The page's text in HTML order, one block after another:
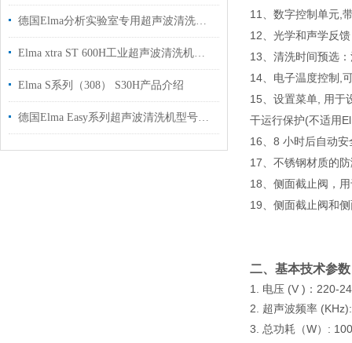
德国Elma分析实验室专用超声波清洗机P180H国内代理现货
Elma xtra ST 600H工业超声波清洗机介绍
Elma S系列（308） S30H产品介绍
德国Elma Easy系列超声波清洗机型号介绍
11 、数字控制单元
12、光学和声学反
13、清洗时间预选
14、电子温度控制
15、设置菜单 用于
干运行保护(不适用
16、 8 小时后自动安
17、不锈钢材质的
18、侧面截止阀，
19、侧面截止阀和
二、基本技术参数
1. 电压 (V ) ： 220-
2. 超声波频率 (K
3. 总功耗（W） :